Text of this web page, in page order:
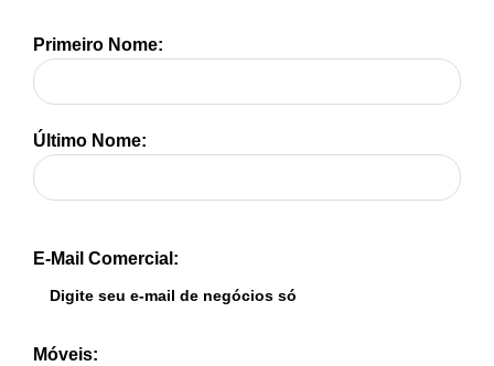
Primeiro Nome:
Último Nome:
E-Mail Comercial:
Móveis: